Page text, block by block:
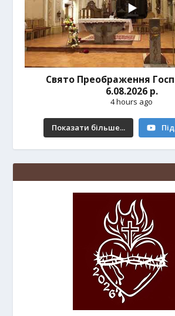
Свято Преображення
6.08.2026 р.
4 hours ago
Показати більше...